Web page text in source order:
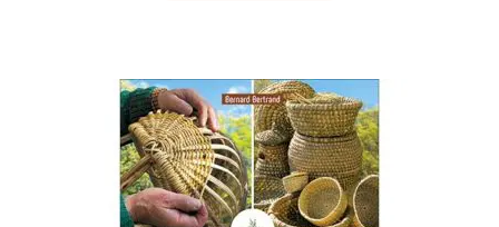
Les
options
peuvent
être
choisies